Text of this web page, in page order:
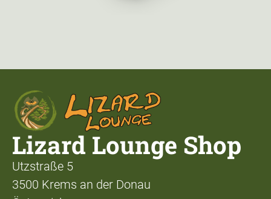
Lizard Lounge Shop
Utzstraße 5
3500 Krems an der Donau